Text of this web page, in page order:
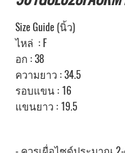
Size Guide (นิ้ว)
ไหล่ : F
อก : 38
ความยาว : 34.5
รอบแขน : 16
แขนยาว : 19.5